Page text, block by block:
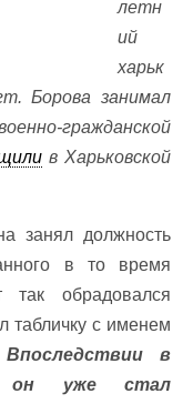
летн
ий
харьк
Борова занимал
гражданской
в Харьковской
занял должность
в то время
так обрадовался
табличку с именем
в
он уже стал